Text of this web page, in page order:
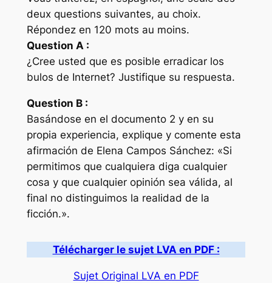
deux questions suivantes, au choix.
Répondez en 120 mots au moins.
Question A :
¿Cree usted que es posible erradicar los
bulos de Internet? Justifique su respuesta.
Question B :
Basándose en el documento 2 y en su
propia experiencia, explique y comente esta
afirmación de Elena Campos Sánchez: «Si
permitimos que cualquiera diga cualquier
cosa y que cualquier opinión sea válida, al
final no distinguimos la realidad de la
ficción.».
Télécharger le sujet LVA en PDF :
Sujet Original LVA en PDF